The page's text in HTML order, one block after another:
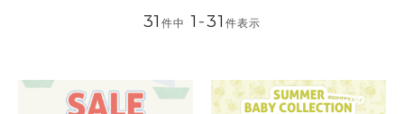
31件中 1 -31 件表示